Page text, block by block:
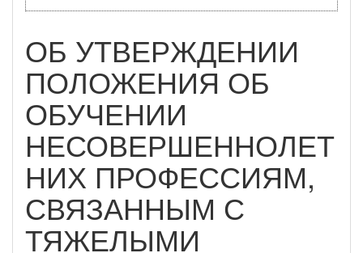
ОБ УТВЕРЖДЕНИИ
ПОЛОЖЕНИЯ ОБ
ОБУЧЕНИИ
НЕСОВЕРШЕННОЛЕТ
НИХ ПРОФЕССИЯМ,
СВЯЗАННЫМ С
ТЯЖЕЛЫМИ